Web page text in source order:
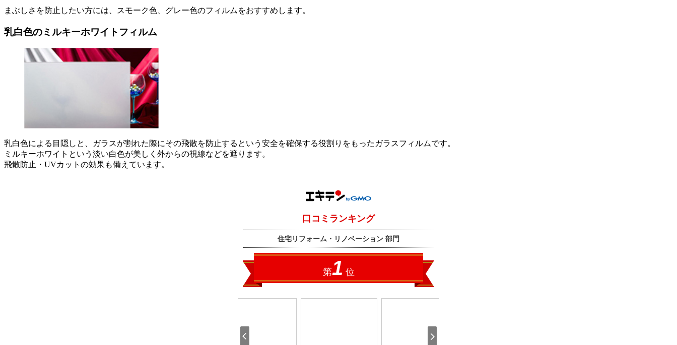
まぶしさを防止したい方には、スモーク色、グレー色のフィルムをおすすめします。
乳白色のミルキーホワイトフィルム
乳白色による目隠しと、ガラスが割れた際にその飛散を防止するという安全を確保する役割りをもったガラスフィルムです。
ミルキーホワイトという淡い白色が美しく外からの視線などを遮ります。
飛散防止・UVカットの効果も備えています。